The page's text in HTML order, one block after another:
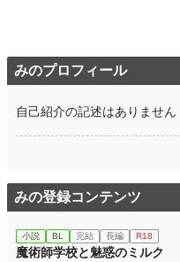
みのプロフィール
自己紹介の記述はありません
みの登録コンテンツ
小説 BL 完結 長編 R18
魔術師学校と魅惑のミルク